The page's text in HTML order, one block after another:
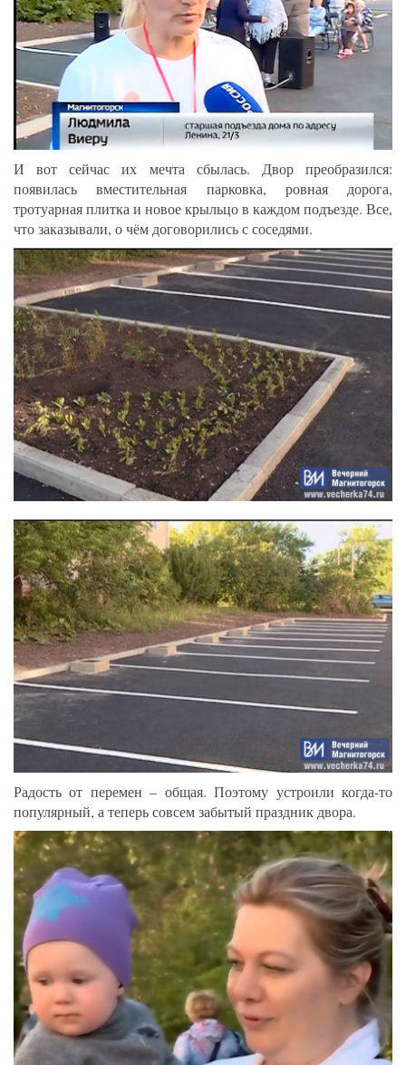
И вот сейчас их мечта сбылась. Двор преобразился:
появилась вместительная парковка, ровная дорога,
тротуарная плитка и новое крыльцо в каждом подъезде. Все,
что заказывали, о чём договорились с соседями.
Радость от перемен – общая. Поэтому устроили когда-то
популярный, а теперь совсем забытый праздник двора.